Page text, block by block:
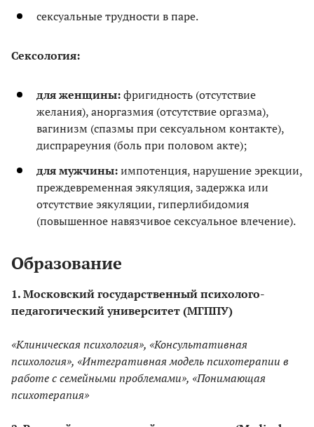
сексуальные трудности в паре.
Сексология:
для женщины:фригидность (отсутствие
желания), аноргазмия (отсутствие оргазма),
вагинизм (спазмы при сексуальном контакте),
диспрареуния (боль при половом акте);
для мужчины:импотенция, нарушение эрекции,
преждевременная эякуляция, задержка или
отсутствие эякуляции, гиперлибидомия
(повышенное навязчивое сексуальное влечение).
Образование
1. Московский государственный психолого-
педагогический университет (МГППУ)
«Клиническая психология», «Консультативная
психология», «Интегративная модель психотерапии в
работе с семейными проблемами», «Понимающая
психотерапия»